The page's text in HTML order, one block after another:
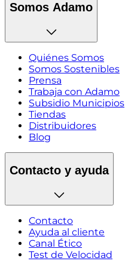
Somos Adamo
Quiénes Somos
Somos Sostenibles
Prensa
Trabaja con Adamo
Subsidio Municipios
Tiendas
Distribuidores
Blog
Contacto y ayuda
Contacto
Ayuda al cliente
Canal Ético
Test de Velocidad